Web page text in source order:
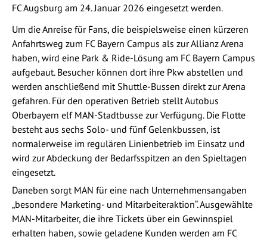
FC Augsburg am 24. Januar 2026 eingesetzt werden.
Um die Anreise für Fans, die beispielsweise einen kürzeren
Anfahrtsweg zum FC Bayern Campus als zur Allianz Arena
haben, wird eine Park & Ride-Lösung am FC Bayern Campus
aufgebaut. Besucher können dort ihre Pkw abstellen und
werden anschließend mit Shuttle-Bussen direkt zur Arena
gefahren. Für den operativen Betrieb stellt Autobus
Oberbayern elf MAN-Stadtbusse zur Verfügung. Die Flotte
besteht aus sechs Solo- und fünf Gelenkbussen, ist
normalerweise im regulären Linienbetrieb im Einsatz und
wird zur Abdeckung der Bedarfsspitzen an den Spieltagen
eingesetzt.
Daneben sorgt MAN für eine nach Unternehmensangaben
„besondere Marketing- und Mitarbeiteraktion“. Ausgewählte
MAN-Mitarbeiter, die ihre Tickets über ein Gewinnspiel
erhalten haben, sowie geladene Kunden werden am FC